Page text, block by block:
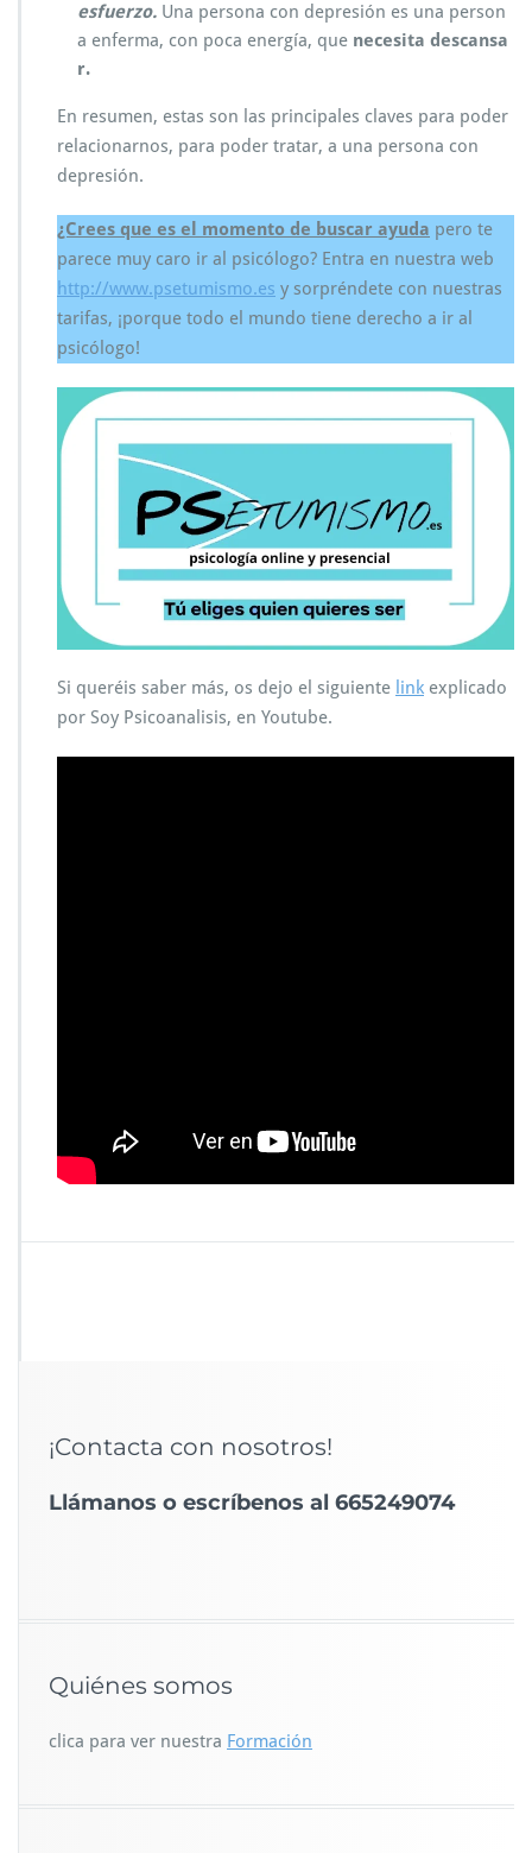
esfuerzo. Una persona con depresión es una person
a enferma, con poca energía, que necesita descansa
r.
En resumen, estas son las principales claves para poder
relacionarnos, para poder tratar, a una persona con
depresión.
¿Crees que es el momento de buscar ayuda pero te
parece muy caro ir al psicólogo? Entra en nuestra web
http://www.psetumismo.es y sorpréndete con nuestras
tarifas, ¡porque todo el mundo tiene derecho a ir al
psicólogo!
Si queréis saber más, os dejo el siguiente link explicado
por Soy Psicoanalisis, en Youtube.
¡Contacta con nosotros!
Llámanos o escríbenos al 665249074
Quiénes somos
clica para ver nuestra Formación